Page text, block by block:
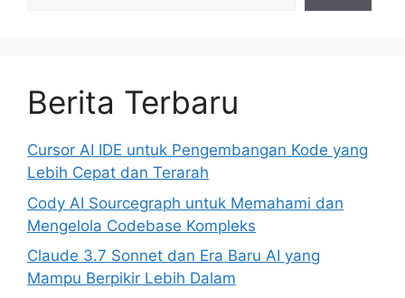
Berita Terbaru
Cursor AI IDE untuk Pengembangan Kode yang
Lebih Cepat dan Terarah
Cody AI Sourcegraph untuk Memahami dan
Mengelola Codebase Kompleks
Claude 3.7 Sonnet dan Era Baru AI yang
Mampu Berpikir Lebih Dalam